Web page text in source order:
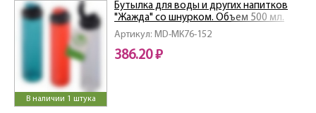
В наличии 1 штука
Артикул: MD-МК76-152
Бутылка для воды и других напитков
"Жажда" со шнурком. Объем 500 мл.
4цв NEW
386.20 ₽